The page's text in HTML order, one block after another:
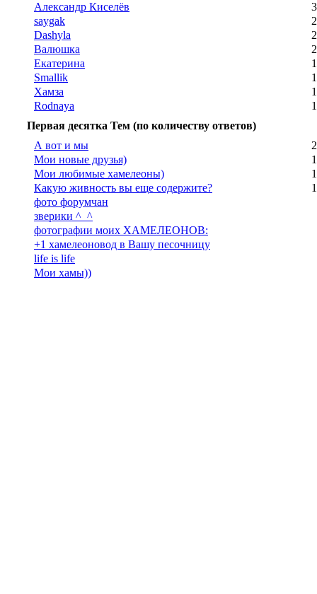
Александр Киселёв
saygak
Dashyla
Валюшка
Екатерина
Smallik
Хамза
Rodnaya
Первая десятка Тем (по количеству ответов)
А вот и мы
Мои новые друзья)
Мои любимые хамелеоны)
Какую живность вы еще содержите?
фото форумчан
зверики ^_^
фотографии моих ХАМЕЛЕОНОВ:
+1 хамелеоновод в Вашу песочницу
life is life
Мои хамы))